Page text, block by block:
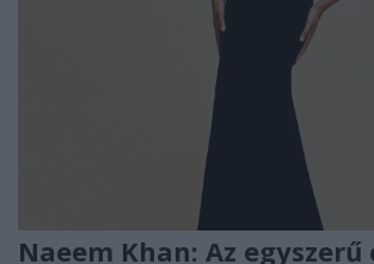
Naeem Khan: Az egyszerű